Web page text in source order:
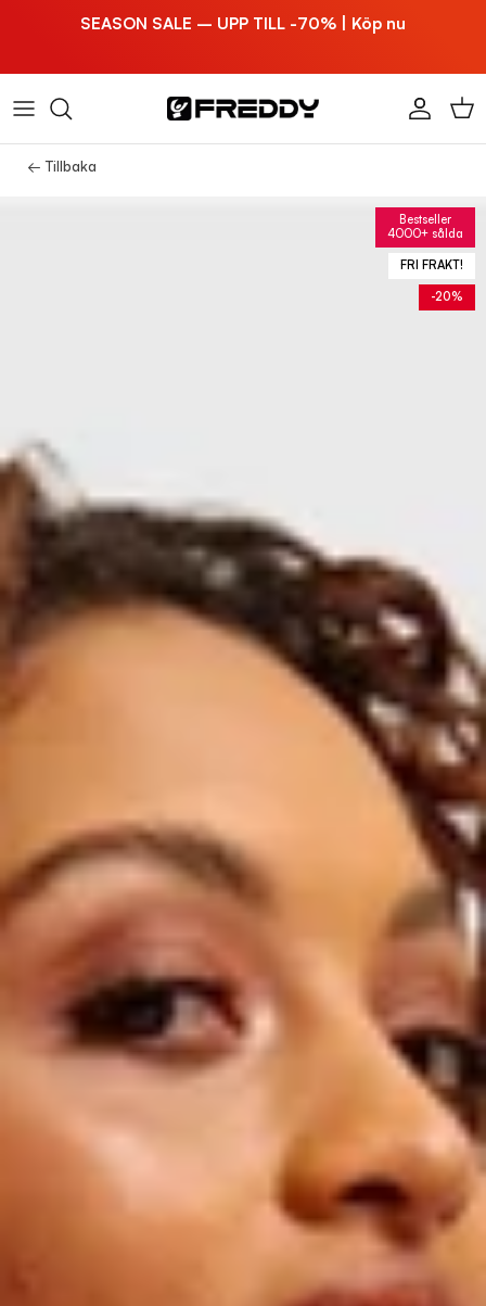
SEASON SALE – UPP TILL -70% | Köp nu
Konto
← Tillbaka
Bestseller
4000+ sålda
FRI FRAKT!
-20%